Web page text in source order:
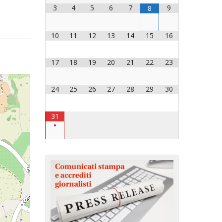
DIOCESANA
3 4 5 6 7 8 9
10 11 12 13 14 15 16
17 18 19 20 21 22 23
24 25 26 27 28 29 30
31
•